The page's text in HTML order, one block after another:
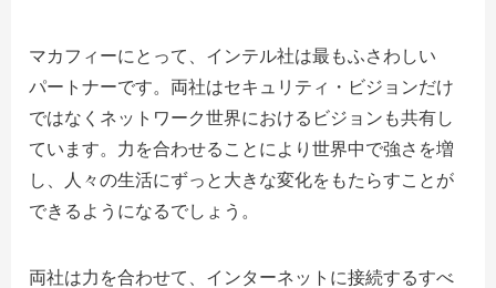
マカフィーにとって、インテル社は最もふさわしい
パートナーです。両社はセキュリティ・ビジョンだけ
ではなくネットワーク世界におけるビジョンも共有し
ています。力を合わせることにより世界中で強さを増
し、人々の生活にずっと大きな変化をもたらすことが
できるようになるでしょう。
両社は力を合わせて、インターネットに接続するすべ